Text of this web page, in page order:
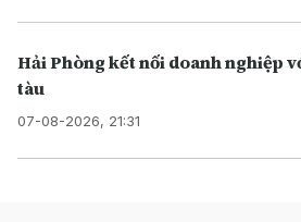
Hải Phòng kết nối doanh nghiệp
tàu
07-08-2026, 21:31